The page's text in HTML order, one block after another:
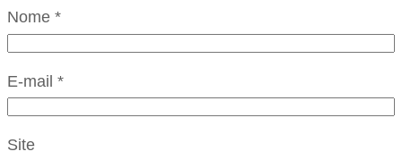
Nome *
E-mail *
Site